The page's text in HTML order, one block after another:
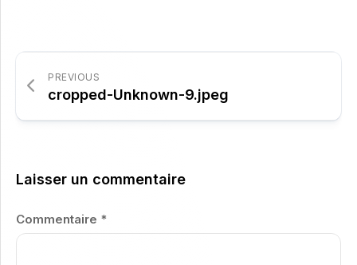
PREVIOUS
cropped-Unknown-9.jpeg
Laisser un commentaire
Commentaire *